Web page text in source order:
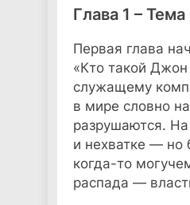
Глава 1 – Тема
Первая глава
«Кто такой
служащему
в мире словно
разрушаются.
и нехватке — но
когда-то
распада —